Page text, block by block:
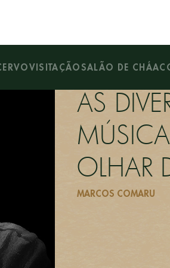
VISITAÇÃO SALÃO DE CHÁ
BRASILEIRA SOB UM OLHAR DA PSICANÁLISE
AS
OLHAR
MARCOS COMARU